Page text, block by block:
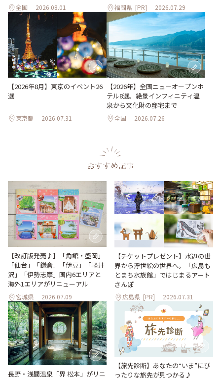
全国 2026.08.01 福岡県 [PR] 2026.07.29
【2026年8月】東京のイベント26
選
東京都 2026.07.31
【2026年】全国ニューオープンホ
テル8選。絶景インフィニティ温
泉から文化財の邸宅まで
全国 2026.07.26
おすすめ記事
【改訂版発売♪】「角館・盛岡」
「仙台」「鎌倉」「伊豆」「軽井
沢」「伊勢志摩」国内6エリアと
海外1エリアがリニューアル
宮城県 2026.07.09
【チケットプレゼント】水辺の世
界から浮世絵の世界へ。「広島も
とまち水族館」ではじまるアート
さんぽ
広島県 [PR] 2026.07.31
長野・浅間温泉「界 松本」がリニ
【旅先診断】あなたの“いま”にぴ
ったりな旅先が見つかる♪